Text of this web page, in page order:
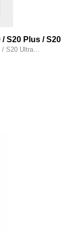
S20 Plus / S20
/ S20 Ultra…